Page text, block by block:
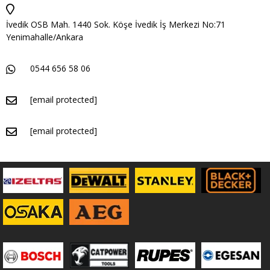
İvedik OSB Mah. 1440 Sok. Köşe İvedik İş Merkezi No:71
Yenimahalle/Ankara
0544 656 58 06
[email protected]
[email protected]